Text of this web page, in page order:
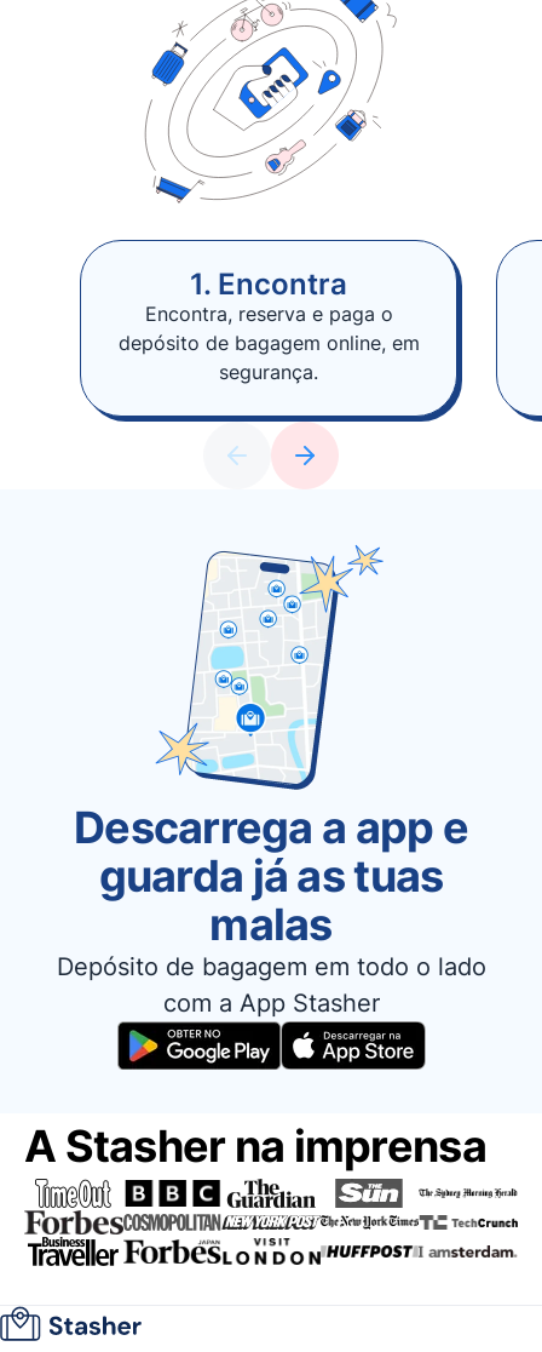
1. Encontra
Encontra, reserva e paga o
depósito de bagagem online, em
segurança.
Descarrega a app e
guarda já as tuas
malas
Depósito de bagagem em todo o lado
com a App Stasher
A Stasher na imprensa